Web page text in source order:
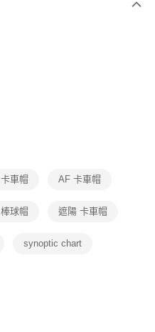
。
後，將跳轉至「AFTEE先享後付」
簡訊。
簡訊中的連結，可透過四大超商／
方視為交易完成。
之結帳頁面顯示為準，若有關於
疑問，請聯繫「AFTEE先享後付
support/home
「AFTEE先享後付」服務完成之交
人或監護人之同意方可使用
個別帳號之用戶狀況，依本公司即
運費
運費
運費
車帽 AF 卡車帽
球帽 遮陽 卡車帽
synoptic chart